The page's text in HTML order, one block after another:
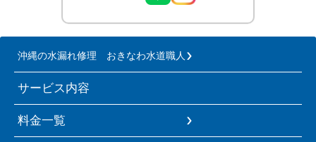
沖縄の水漏れ修理 おきなわ水道職人
サービス内容
料金一覧